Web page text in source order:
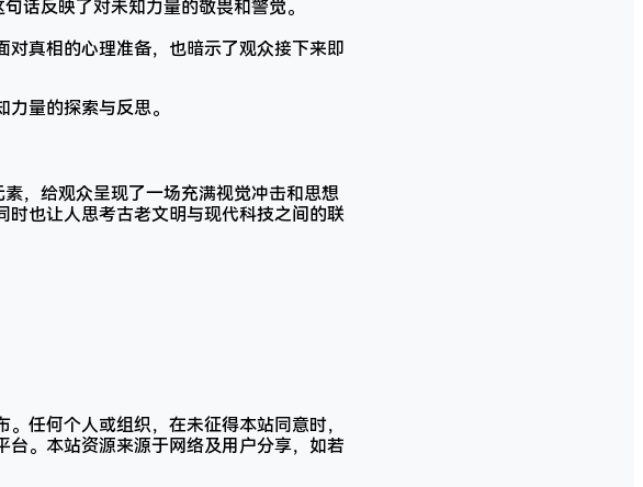
话反映了对未知力量的敬畏和警觉。
真相的心理准备，也暗示了观众接下来即
量的探索与反思。
，给观众呈现了一场充满视觉冲击和思想
也让人思考古老文明与现代科技之间的联
任何个人或组织，在未征得本站同意时，
。本站资源来源于网络及用户分享，如若